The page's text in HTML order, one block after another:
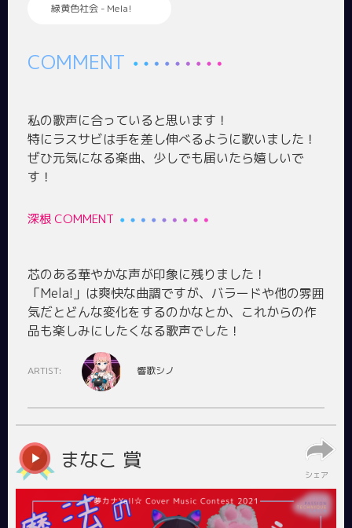
緑黄色社会 - Mela!
COMMENT
私の歌声に合っていると思います！
特にラスサビは手を差し伸べるように歌いました！
ぜひ元気になる楽曲、少しでも届いたら嬉しいで
深根 COMMENT
芯のある華やかな声が印象に残りました！
「Mela!」は爽快な曲調ですが、バラードや他の雰囲
気だとどんな変化をするのかなとか、これからの作
ARTIST: 響歌シノ
まなこ 賞
シェア